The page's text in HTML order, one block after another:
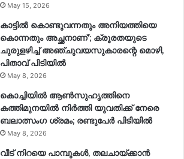
May 15, 2026
കാട്ടിൽ കൊണ്ടുവന്നതും അനിയത്തിയെ
കൊന്നതും അച്ഛനാണ്’; ക്രൂരതയുടെ
ചുരുളഴിച്ച് അഞ്ചുവയസുകാരന്റെ മൊഴി,
പിതാവ് പിടിയിൽ
May 8, 2026
കൊച്ചിയിൽ ആൺസുഹൃത്തിനെ
കത്തിമുനയിൽ നിർത്തി യുവതിക്ക് നേരെ
ബലാത്സംഗ​ ശ്രമം; രണ്ടുപേർ പിടിയിൽ
May 8, 2026
വീട് നിറയെ പാമ്പുകൾ, തലചായ്ക്കാൻ